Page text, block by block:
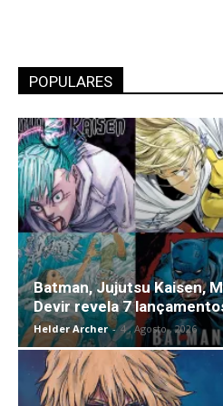
POPULARES
Batman, Jujutsu Kaisen,
Devir revela 7
Helder Archer - 4 , Agosto , 2026